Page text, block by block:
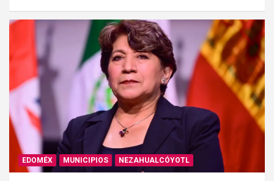
EDOMÉX MUNICIPIOS NEZAHUALCÓYOTL